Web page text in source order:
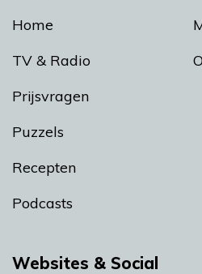
Home
TV & Radio
Prijsvragen
Puzzels
Recepten
Podcasts
Websites & Social